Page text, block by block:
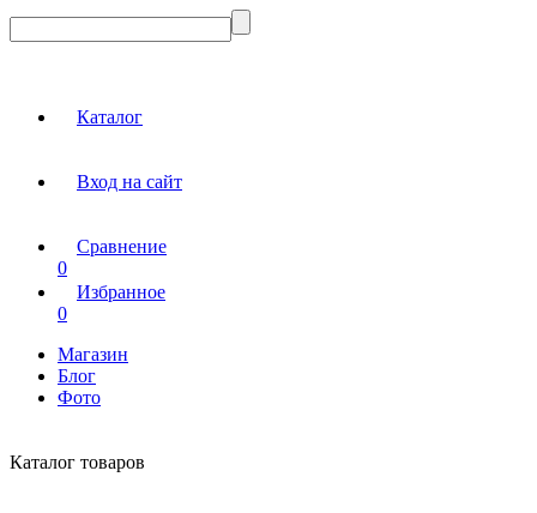
Каталог
Вход на сайт
Сравнение
0
Избранное
0
Магазин
Блог
Фото
Каталог товаров